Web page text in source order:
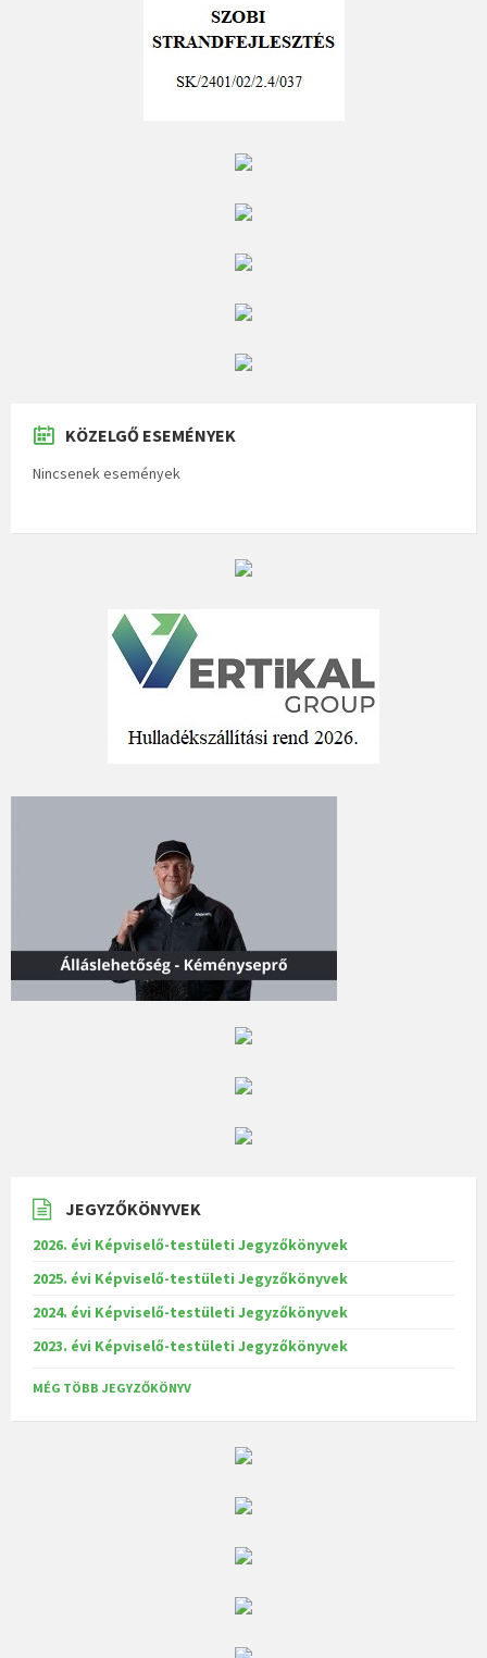
KÖZELGŐ ESEMÉNYEK
Nincsenek események
JEGYZŐKÖNYVEK
2026. évi Képviselő-testületi Jegyzőkönyvek
2025. évi Képviselő-testületi Jegyzőkönyvek
2024. évi Képviselő-testületi Jegyzőkönyvek
2023. évi Képviselő-testületi Jegyzőkönyvek
MÉG TÖBB JEGYZŐKÖNYV